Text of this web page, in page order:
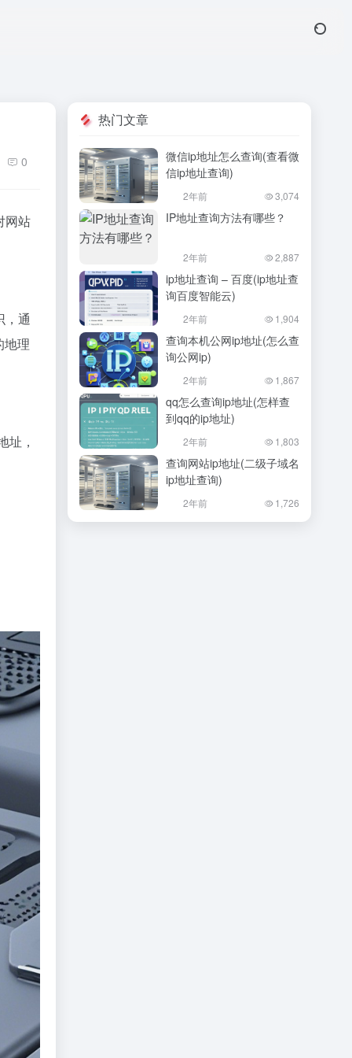
0
网站
，通
地理
址，
热门文章
微信ip地址怎么查询(查看微
信ip地址查询)
2年前 3,074
IP地址查询方法有哪些？
2年前 2,887
ip地址查询 – 百度(ip地址查
询百度智能云)
2年前 1,904
查询本机公网ip地址(怎么查
询公网ip)
2年前 1,867
qq怎么查询ip地址(怎样查
到qq的ip地址)
2年前 1,803
查询网站ip地址(二级子域名
ip地址查询)
2年前 1,726